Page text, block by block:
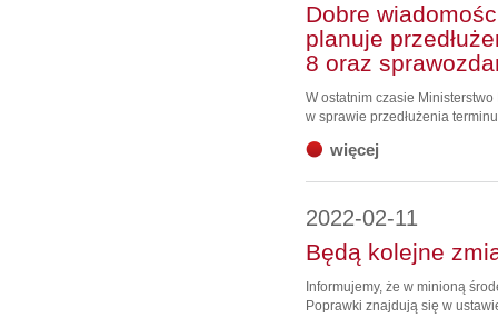
Dobre
planuje
8 oraz
W ostatnim czasie
w sprawie przedłużenia
więcej
2022-02-11
Będą kolejne
Informujemy, że w minioną
Poprawki znajdują się w